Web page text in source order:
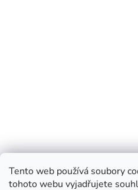
Tento web používá soubory
tohoto webu vyjadřujete